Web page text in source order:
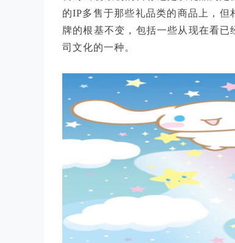
的IP多售于那些礼品类的商品上，
牌的根基不变，包括一些从现在看
司文化的一种。